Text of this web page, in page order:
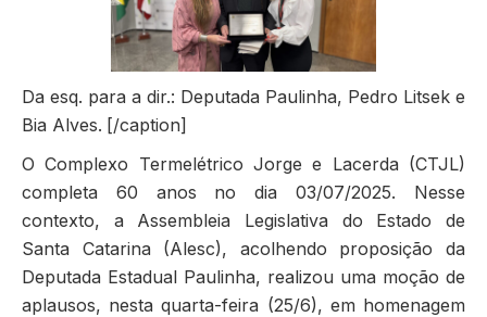
Da esq. para a dir.: Deputada Paulinha, Pedro Litsek e
Bia Alves. [/caption]
O Complexo Termelétrico Jorge e Lacerda (CTJL)
completa 60 anos no dia 03/07/2025. Nesse
contexto, a Assembleia Legislativa do Estado de
Santa Catarina (Alesc), acolhendo proposição da
Deputada Estadual Paulinha, realizou uma moção de
aplausos, nesta quarta-feira (25/6), em homenagem